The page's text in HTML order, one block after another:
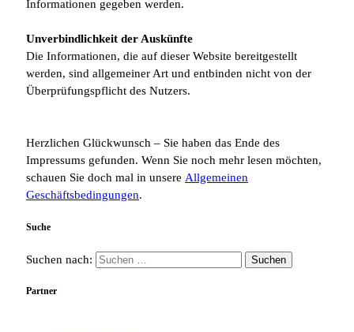
Informationen gegeben werden.
Unverbindlichkeit der Auskünfte
Die Informationen, die auf dieser Website bereitgestellt
werden, sind allgemeiner Art und entbinden nicht von der
Überprüfungspflicht des Nutzers.
Herzlichen Glückwunsch – Sie haben das Ende des
Impressums gefunden. Wenn Sie noch mehr lesen möchten,
schauen Sie doch mal in unsere Allgemeinen
Geschäftsbedingungen.
Suche
Suchen nach:
Partner